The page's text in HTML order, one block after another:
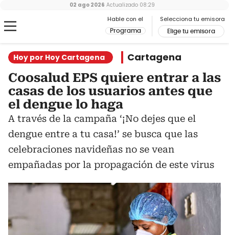
Hable con el
Programa
Selecciona tu emisora
Elige tu emisora
02 ago 2026 Actualizado 08:29
Hoy por Hoy Cartagena Cartagena
Coosalud EPS quiere entrar a las
casas de los usuarios antes que
el dengue lo haga
A través de la campaña ‘¡No dejes que el
dengue entre a tu casa!’ se busca que las
celebraciones navideñas no se vean
empañadas por la propagación de este virus